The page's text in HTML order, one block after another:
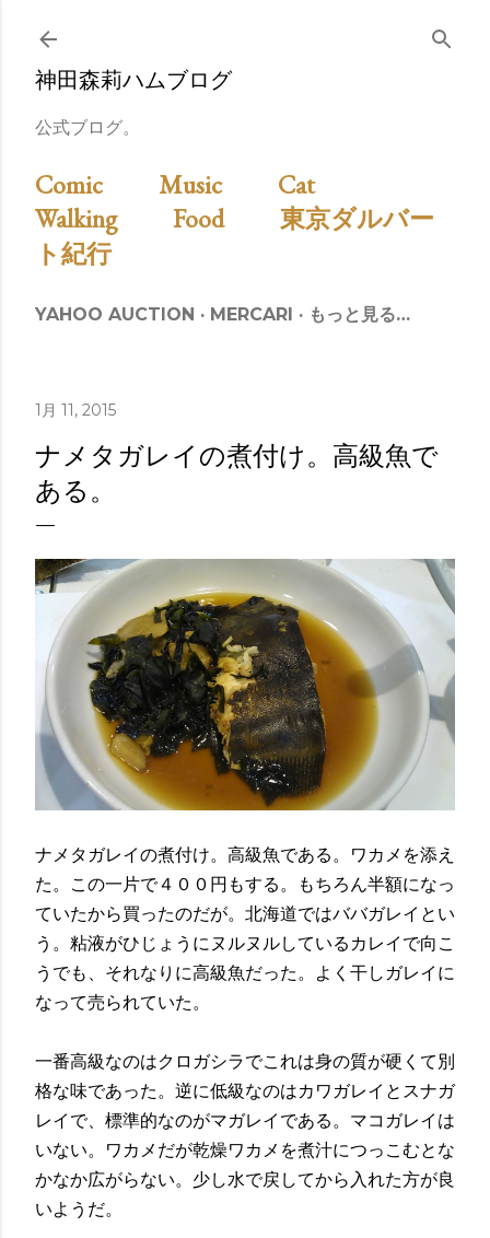
スキップしてメイン コンテンツに移動
神田森莉ハムブログ
公式ブログ。
Comic Music
Cat
Walking
Food
東京ダルバー
ト紀行
YAHOO AUCTION MERCARI もっと見る…
1月 11, 2015
ナメタガレイの煮付け。高級魚で
ある。
ナメタガレイの煮付け。高級魚である。ワカメを添え
た。この一片で４００円もする。もちろん半額になっ
ていたから買ったのだが。北海道ではババガレイとい
う。粘液がひじょうにヌルヌルしているカレイで向こ
うでも、それなりに高級魚だった。よく干しガレイに
なって売られていた。
一番高級なのはクロガシラでこれは身の質が硬くて別
格な味であった。逆に低級なのはカワガレイとスナガ
レイで、標準的なのがマガレイである。マコガレイは
いない。ワカメだが乾燥ワカメを煮汁につっこむとな
かなか広がらない。少し水で戻してから入れた方が良
いようだ。